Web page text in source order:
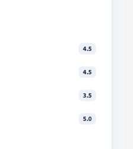
4.5
4.5
3.5
5.0